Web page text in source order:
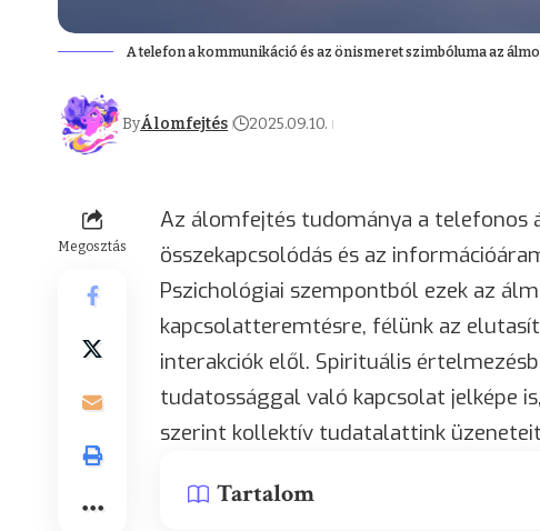
A telefon a kommunikáció és az önismeret szimbóluma az
ByÁlomfejtés 2025.09.10.
Megosztás
Az álomfejtés tudománya a telefonos
összekapcsolódás és az
Pszichológiai szempontból ezek az
kapcsolatteremtésre, félünk az
interakciók elől. Spirituális
tudatossággal való kapcsolat jelképe
szerint kollektív tudatalattink
Tartalom